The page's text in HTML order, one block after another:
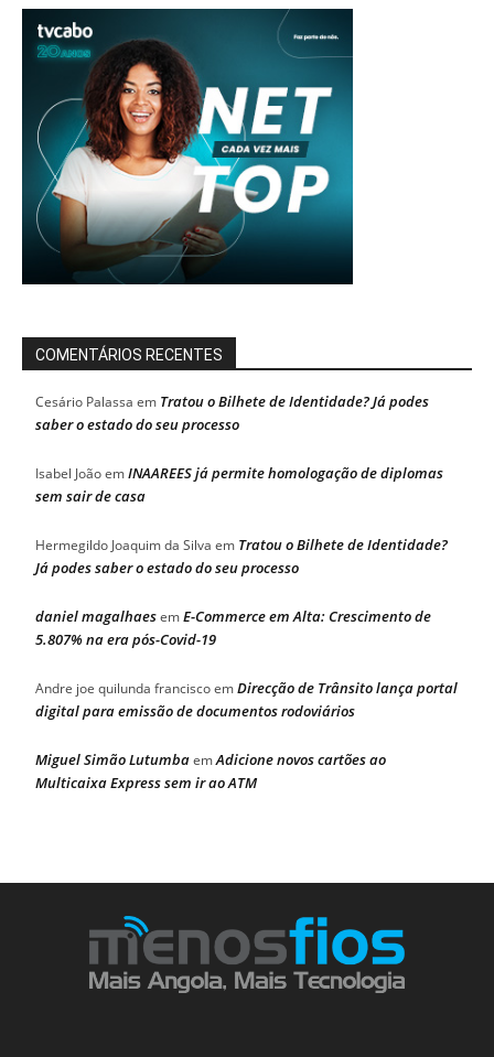
COMENTÁRIOS RECENTES
Cesário Palassa em Tratou o Bilhete de Identidade? Já podes
saber o estado do seu processo
Isabel JoãoemINAAREES já permite homologação de diplomas
sem sair de casa
Hermegildo Joaquim da Silva em Tratou o Bilhete de Identidade?
Já podes saber o estado do seu processo
daniel magalhaesemE-Commerce em Alta: Crescimento de
5.807% na era pós-Covid-19
Andre joe quilunda franciscoemDirecção de Trânsito lança portal
digital para emissão de documentos rodoviários
Miguel Simão LutumbaemAdicione novos cartões ao
Multicaixa Express sem ir ao ATM